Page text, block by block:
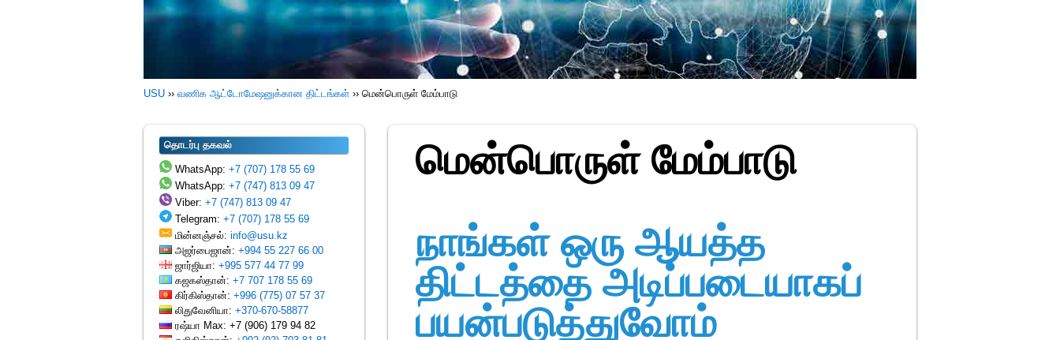
USU ›› வணிக ஆட்டோமேஷனுக்கான திட்டங்கள் ›› மென்பொருள் மேம்பாடு
மென்பொருள் மேம்பாடு
நாங்கள் ஒரு ஆயத்த
திட்டத்தை அடிப்படையாகப்
பயன்படுத்துவோம்
தொடர்பு தகவல்
WhatsApp: +7 (707) 178 55 69
WhatsApp: +7 (747) 813 09 47
Viber: +7 (747) 813 09 47
Telegram: +7 (707) 178 55 69
மின்னஞ்சல்: info@usu.kz
அஜர்பைஜான்: +994 55 227 66 00
ஜார்ஜியா: +995 577 44 77 99
கஜகஸ்தான்: +7 707 178 55 69
கிர்கிஸ்தான்: +996 (775) 07 57 37
லிதுவேனியா: +370-670-58877
ரஷ்யா Max: +7 (906) 179 94 82